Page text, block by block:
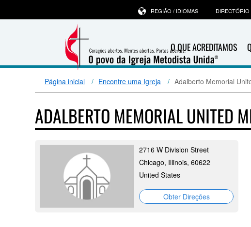
O QUE ACREDITAMOS
REGIÃO / IDIOMAS DIRECTÓRIO
Página inicial Encontre uma Igreja Adalberto Memorial
ADALBERTO MEMORIAL UNITED
2716 W Division Street
Chicago, Illinois, 60622
United States
Obter Direções